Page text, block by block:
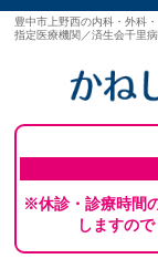
豊中市上野西の内科・外科
指定医療機関／済生会千里
※休診・診療時間
しますの